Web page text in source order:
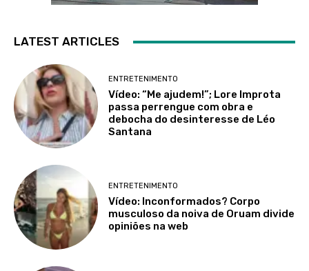
LATEST ARTICLES
ENTRETENIMENTO
Vídeo: “Me ajudem!”; Lore Improta
passa perrengue com obra e
debocha do desinteresse de Léo
Santana
ENTRETENIMENTO
Vídeo: Inconformados? Corpo
musculoso da noiva de Oruam divide
opiniões na web